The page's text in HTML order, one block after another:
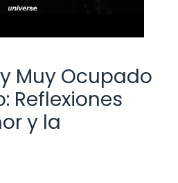
Muy Ocupado
Reflexiones
y la